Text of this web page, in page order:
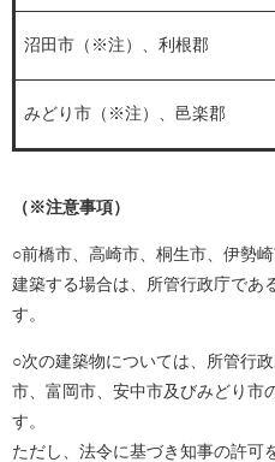
沼田市（※注）、利根郡
みどり市（※注）、邑楽郡
（※注意事項）
○前橋市、高崎市、桐生市、伊勢
建築する場合は、所管行政庁であ
す。
○次の建築物については、所管行
市、富岡市、安中市及びみどり市
す。
ただし、法令に基づき知事の許可